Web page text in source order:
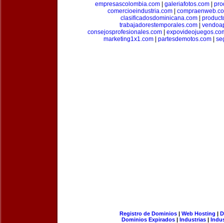
empresascolombia.com
galeriafotos.com
comercioeindustria.com|
clasificadosdominicana.com
trabajadorestemporales.com
consejosprofesionales.com|
marketing1x1.com| partesdemotos.com|
Registro de Dominios| Web Hosting |
Dominios Expirados | Industrias |